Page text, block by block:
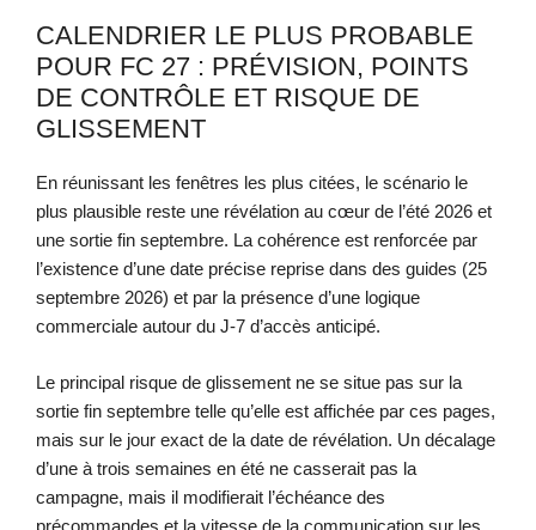
CALENDRIER LE PLUS PROBABLE
POUR FC 27 : PRÉVISION, POINTS
DE CONTRÔLE ET RISQUE DE
GLISSEMENT
En réunissant les fenêtres les plus citées, le scénario le
plus plausible reste une révélation au cœur de l’été 2026 et
une sortie fin septembre. La cohérence est renforcée par
l’existence d’une date précise reprise dans des guides (25
septembre 2026) et par la présence d’une logique
commerciale autour du J-7 d’accès anticipé.
Le principal risque de glissement ne se situe pas sur la
sortie fin septembre telle qu’elle est affichée par ces pages,
mais sur le jour exact de la date de révélation. Un décalage
d’une à trois semaines en été ne casserait pas la
campagne, mais il modifierait l’échéance des
précommandes et la vitesse de la communication sur les